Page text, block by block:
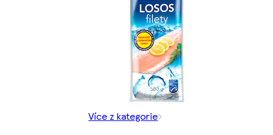
Více z kategorie